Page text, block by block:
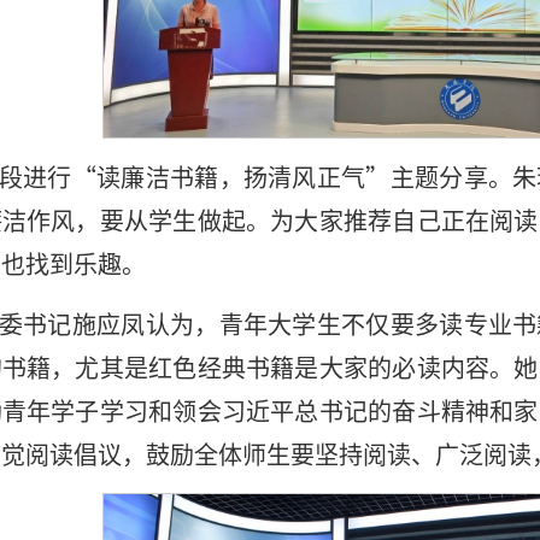
进行“读廉洁书籍，扬清风正气”主题分享。
作风，要从学生做起。为大家推荐自己正在阅
找到乐趣。
书记施应凤认为，青年大学生不仅要多读专业
籍，尤其是红色经典书籍是大家的必读内容。
年学子学习和领会习近平总书记的奋斗精神和
阅读倡议，鼓励全体师生要坚持阅读、广泛阅